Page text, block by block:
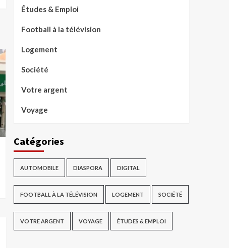
Études & Emploi
Football à la télévision
Logement
Société
Votre argent
Voyage
Catégories
AUTOMOBILE DIASPORA DIGITAL
FOOTBALL À LA TÉLÉVISION LOGEMENT SOCIÉTÉ
VOTRE ARGENT VOYAGE ÉTUDES & EMPLOI